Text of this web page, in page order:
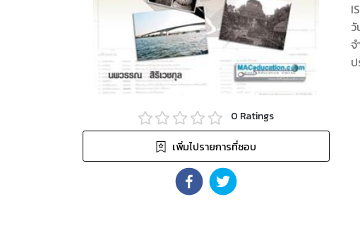
0 Ratings
เพิ่มไปรายการที่ชอบ